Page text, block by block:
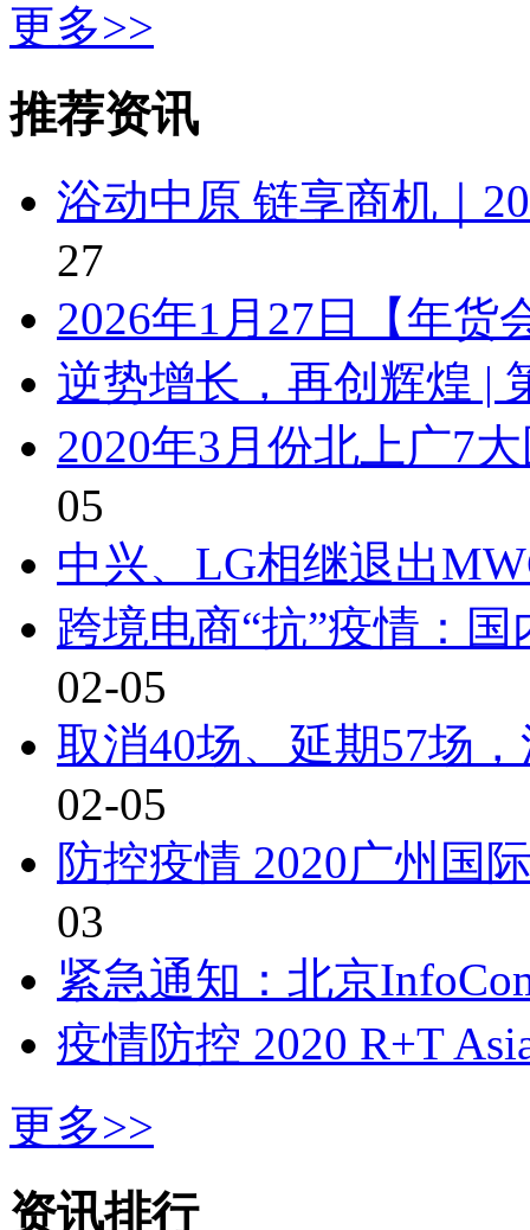
更多>>
推荐资讯
浴动中原 链享商机｜
27
2026年1月27日【年货
逆势增长，再创辉煌 |
2020年3月份北上广7
05
中兴、LG相继退出
跨境电商“抗”疫情：
02-05
取消40场、延期57场
02-05
防控疫情 2020广州国
03
紧急通知：北京
疫情防控 2020 R+T
更多>>
资讯排行